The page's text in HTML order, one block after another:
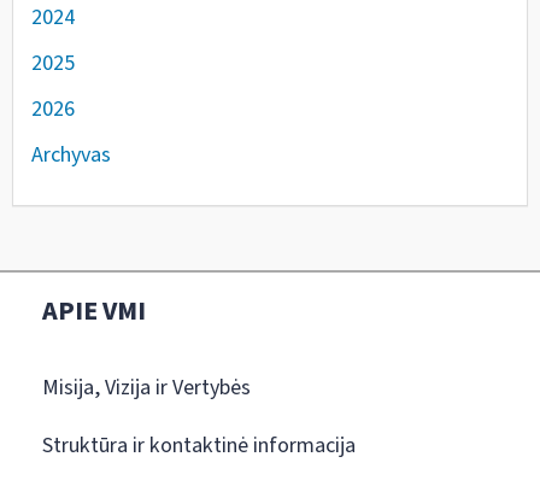
2024
2025
2026
Archyvas
APIE VMI
Misija, Vizija ir Vertybės
Struktūra ir kontaktinė informacija